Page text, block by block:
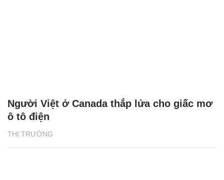
THỊ TRƯỜNG
Người Việt ở Canada thắp lửa cho giấc mơ
ô tô điện